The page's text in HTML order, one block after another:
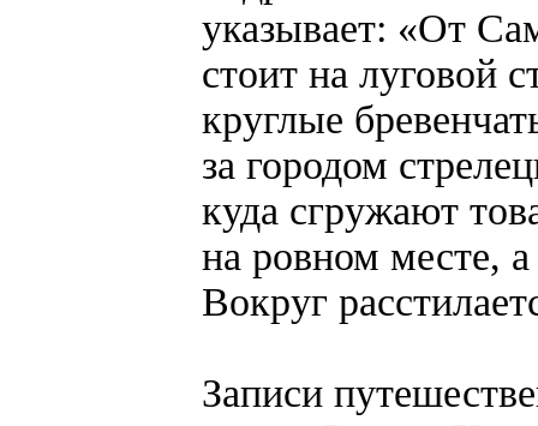
указывает: «От
стоит на луговой
круглые
за городом
куда сгружают
на ровном месте, а
Вокруг
Записи